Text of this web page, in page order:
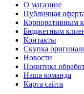
О магазине
Публичная
Корпоративным
Бюджетным
Контакты
Скупка
Новости
Политика
Наша команда
Карта сайта